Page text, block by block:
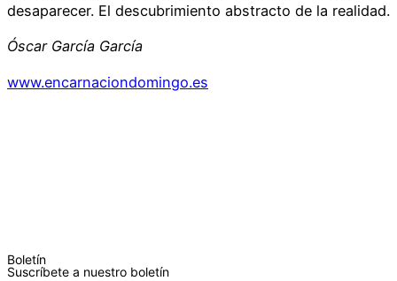
desaparecer. El descubrimiento abstracto de la realidad.
Óscar García García
www.encarnaciondomingo.es
Boletín
Suscríbete a nuestro boletín